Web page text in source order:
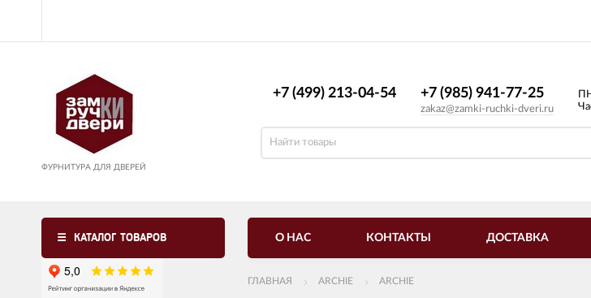
ФУРНИТУРА ДЛЯ ДВЕРЕЙ
+7 (499) 213-04-54​ +7 (985) 941-77-25
zakaz@zamki-ruchki-dveri.ru
КАТАЛОГ ТОВАРОВ О НАС КОНТАКТЫ ДОСТАВКА
ГЛАВНАЯ ARCHIE ARCHIE